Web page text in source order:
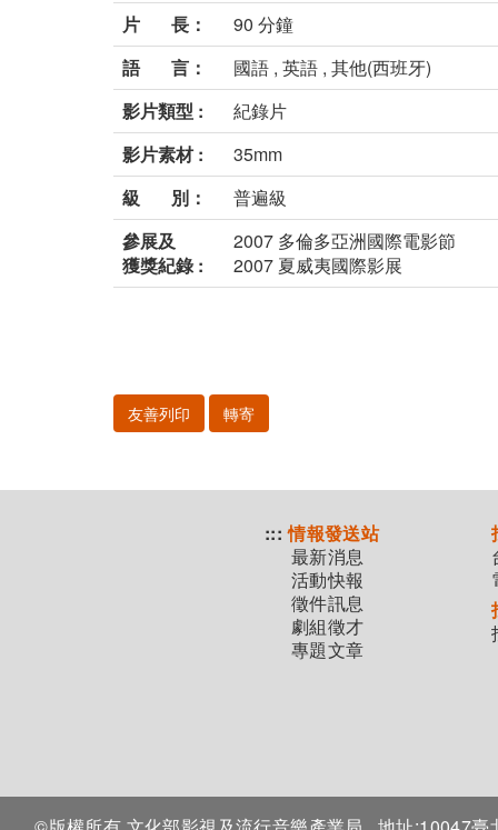
片 長：
90 分鐘
語 言：
國語 , 英語 , 其他(西班牙)
影片類型 :
紀錄片
影片素材 :
35mm
級 別：
普遍級
參展及
獲獎紀錄 :
2007 多倫多亞洲國際電影節
2007 夏威夷國際影展
友善列印 轉寄
::: 情報發送站
最新消息
活動快報
徵件訊息
劇組徵才
專題文章